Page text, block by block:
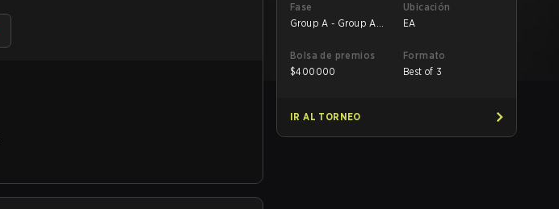
Fase
Group A - Group A
Ubicación
EA
Bolsa de premios
$400000
Formato
Best of 3
IR AL TORNEO